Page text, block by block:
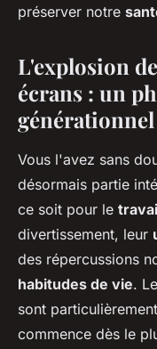
préserver notre
L'explosion
écrans : un
générationnel
Vous l'avez sans
désormais partie
ce soit pour le
divertissement, leur
des répercussions
habitudes de vie.
sont
commence dès le